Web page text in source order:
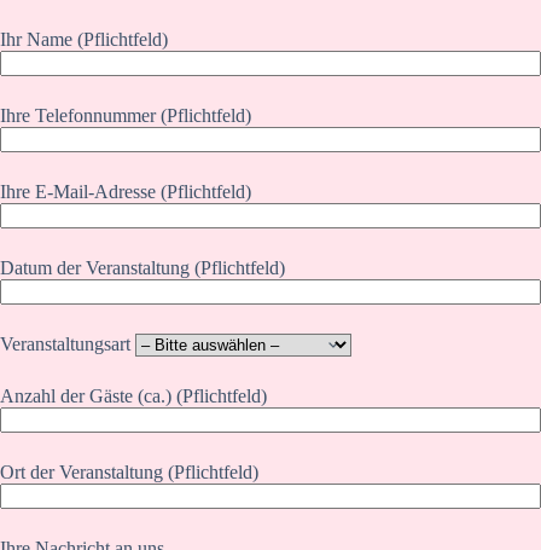
Ihr Name (Pflichtfeld)
Ihre Telefonnummer (Pflichtfeld)
Ihre E-Mail-Adresse (Pflichtfeld)
Datum der Veranstaltung (Pflichtfeld)
Veranstaltungsart
Anzahl der Gäste (ca.) (Pflichtfeld)
Ort der Veranstaltung (Pflichtfeld)